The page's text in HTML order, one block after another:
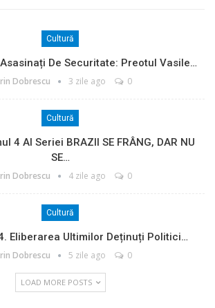
Cultură
De Securitate: Preotul Vasile…
Dobrescu 3 zile ago 0
Cultură
4 Al Seriei BRAZII SE FRÂNG, DAR NU
SE…
Dobrescu 4 zile ago 0
Cultură
Eliberarea Ultimilor Deținuți Politici…
Dobrescu 5 zile ago 0
LOAD MORE POSTS